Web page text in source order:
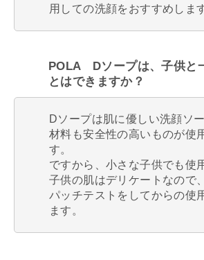
用しての洗顔をおすすめしま
POLA Dソープは、子供と
とはできますか？
Dソープは肌に優しい洗顔ソ
材料も安全性の高いものが使
す。
ですから、小さな子供でも使
子供の肌はデリケートなので
パッチテストをしてからの使
ます。